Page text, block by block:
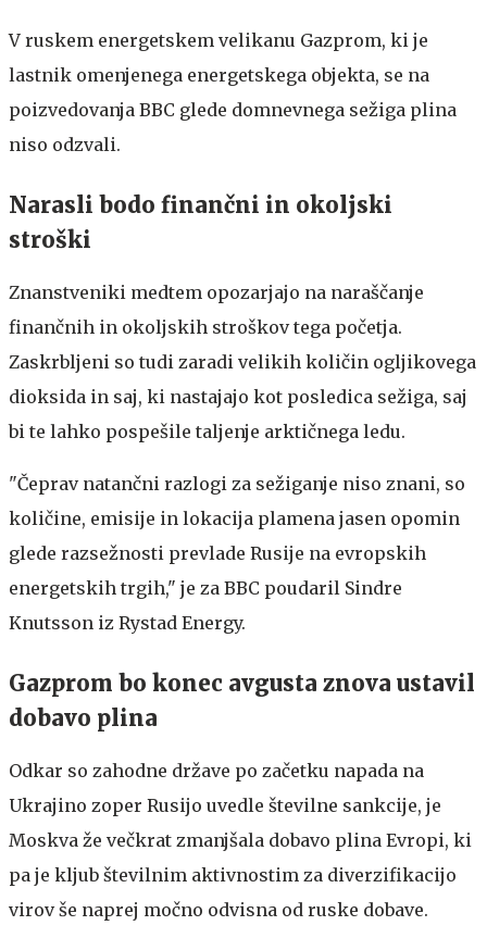
V ruskem energetskem velikanu Gazprom, ki je
lastnik omenjenega energetskega objekta, se na
poizvedovanja BBC glede domnevnega sežiga plina
niso odzvali.
Narasli bodo finančni in okoljski
stroški
Znanstveniki medtem opozarjajo na naraščanje
finančnih in okoljskih stroškov tega početja.
Zaskrbljeni so tudi zaradi velikih količin ogljikovega
dioksida in saj, ki nastajajo kot posledica sežiga, saj
bi te lahko pospešile taljenje arktičnega ledu.
"Čeprav natančni razlogi za sežiganje niso znani, so
količine, emisije in lokacija plamena jasen opomin
glede razsežnosti prevlade Rusije na evropskih
energetskih trgih," je za BBC poudaril Sindre
Knutsson iz Rystad Energy.
Gazprom bo konec avgusta znova ustavil
dobavo plina
Odkar so zahodne države po začetku napada na
Ukrajino zoper Rusijo uvedle številne sankcije, je
Moskva že večkrat zmanjšala dobavo plina Evropi, ki
pa je kljub številnim aktivnostim za diverzifikacijo
virov še naprej močno odvisna od ruske dobave.